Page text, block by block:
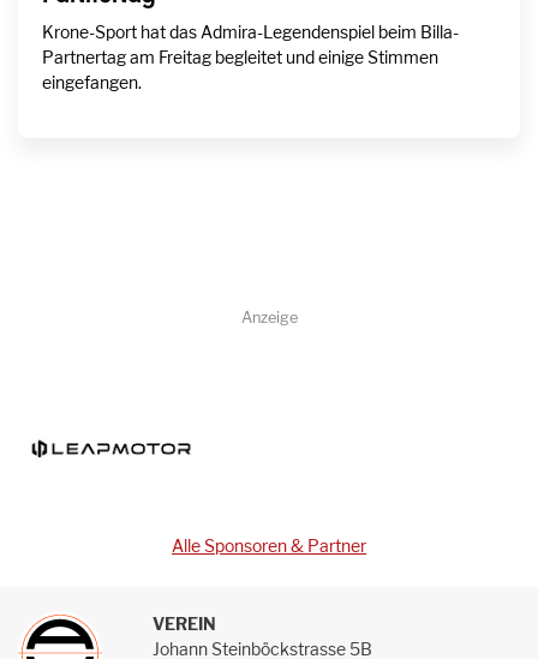
Krone-Sport hat das Admira-Legendenspiel beim Billa-
Partnertag am Freitag begleitet und einige Stimmen
eingefangen.
Anzeige
Alle Sponsoren & Partner
VEREIN
Johann Steinböckstrasse 5B